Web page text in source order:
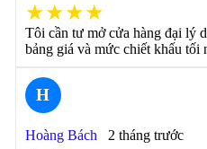
★★★★
Tôi cần tư mở cửa hàng đại lý
bảng giá và mức chiết khấu tối
H
Hoàng Bách 2 tháng trước